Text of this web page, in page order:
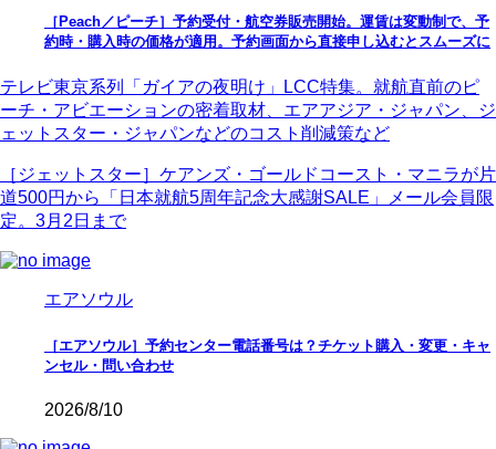
［Peach／ピーチ］予約受付・航空券販売開始。運賃は変動制で、予
約時・購入時の価格が適用。予約画面から直接申し込むとスムーズに
テレビ東京系列「ガイアの夜明け」LCC特集。就航直前のピ
ーチ・アビエーションの密着取材、エアアジア・ジャパン、ジ
ェットスター・ジャパンなどのコスト削減策など
［ジェットスター］ケアンズ・ゴールドコースト・マニラが片
道500円から「日本就航5周年記念大感謝SALE」メール会員限
定。3月2日まで
エアソウル
［エアソウル］予約センター電話番号は？チケット購入・変更・キャ
ンセル・問い合わせ
2026/8/10